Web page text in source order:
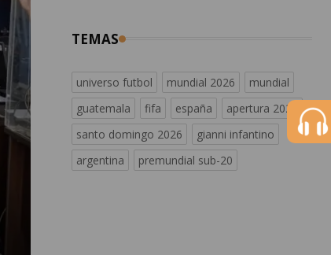
TEMAS
universo futbol mundial 2026
mundial
guatemala
fifa españa
apertura 2026
santo domingo 2026
gianni infantino
argentina
premundial sub-20